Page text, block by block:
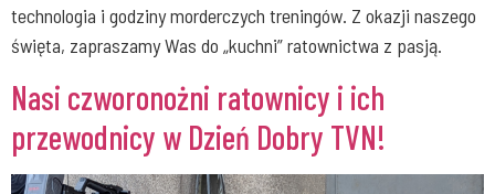
technologia i godziny morderczych treningów. Z okazji naszego
święta, zapraszamy Was do „kuchni” ratownictwa z pasją.
Nasi czworonożni ratownicy i ich
przewodnicy w Dzień Dobry TVN!